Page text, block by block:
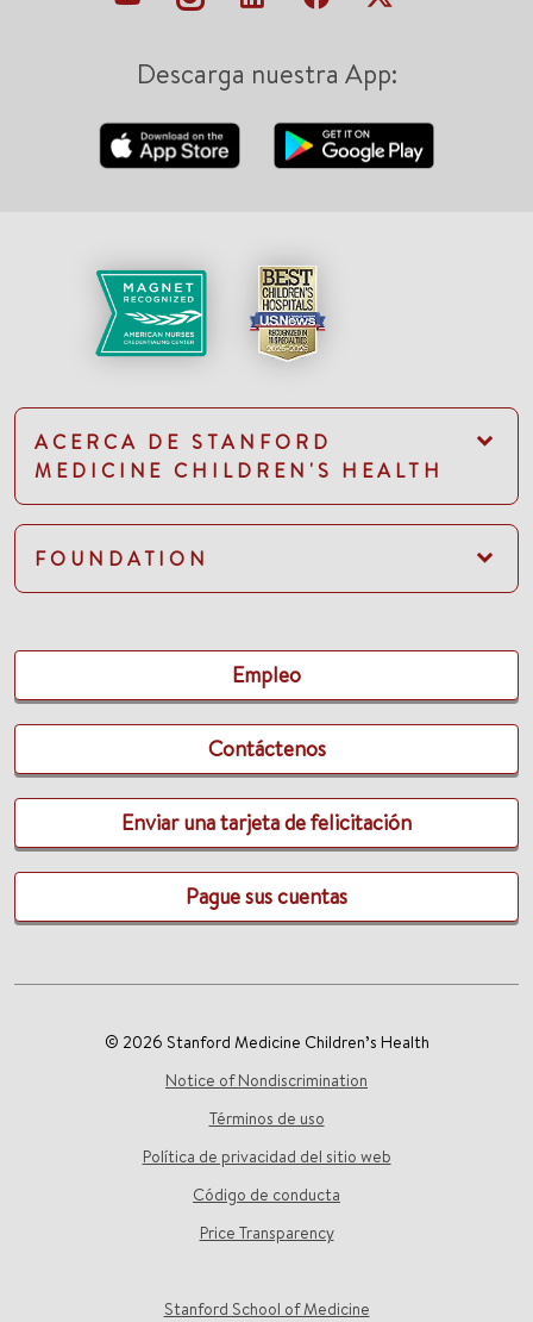
Descarga nuestra App:
ACERCA DE STANFORD
MEDICINE CHILDREN'S HEALTH
FOUNDATION
Empleo
Contáctenos
Enviar una tarjeta de felicitación
Pague sus cuentas
© 2026 Stanford Medicine Children’s Health
Notice of Nondiscrimination
Términos de uso
Política de privacidad del sitio web
Código de conducta
Price Transparency
Stanford School of Medicine